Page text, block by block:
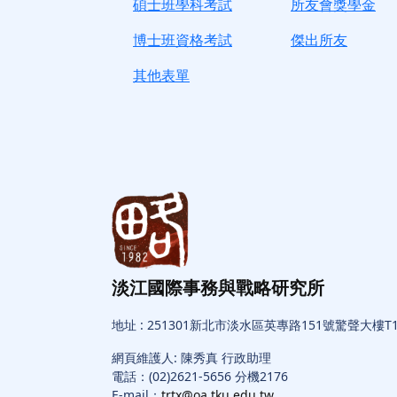
碩士班學科考試
博士班資格考試
其他表單
所友會獎學金
傑出所友
淡江國際事務與戰略研究所
地址 : 251301新北市淡水區英專路151號驚聲大樓
網頁維護人: 陳秀真 行政助理
電話：(02)2621-5656 分機2176